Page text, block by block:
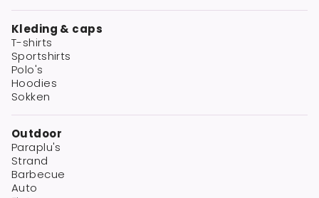
Kleding & caps
T-shirts
Sportshirts
Polo's
Hoodies
Sokken
Outdoor
Paraplu's
Strand
Barbecue
Auto